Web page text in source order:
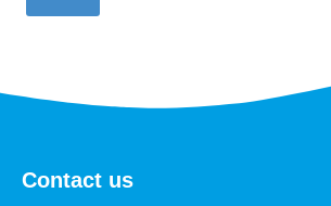
Contact us